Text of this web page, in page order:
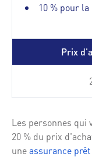
10 % pour
Prix
Les personnes qui
20 % du prix
uneassurance